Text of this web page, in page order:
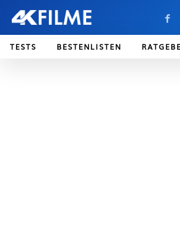
TESTS BESTENLISTEN